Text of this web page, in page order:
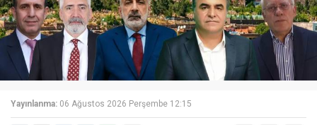
Yayınlanma: 06 Ağustos 2026 Perşembe 12:15